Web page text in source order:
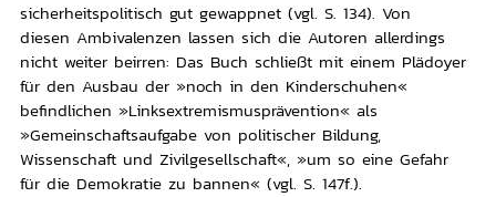
sicherheitspolitisch gut gewappnet (vgl. S. 134). Von
diesen Ambivalenzen lassen sich die Autoren allerdings
nicht weiter beirren: Das Buch schließt mit einem Plädoyer
für den Ausbau der »noch in den Kinderschuhen«
befindlichen »Linksextremismusprävention« als
»Gemeinschaftsaufgabe von politischer Bildung,
Wissenschaft und Zivilgesellschaft«, »um so eine Gefahr
für die Demokratie zu bannen« (vgl. S. 147f.).